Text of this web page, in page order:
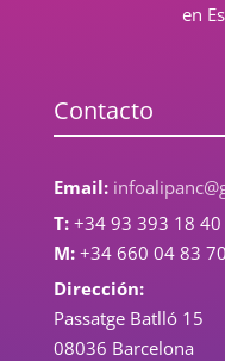
en
Contacto
Email:
T:+34 93 393 18 40
M:+34 660 04 83 70
Dirección:
Passatge Batlló 15
08036 Barcelona